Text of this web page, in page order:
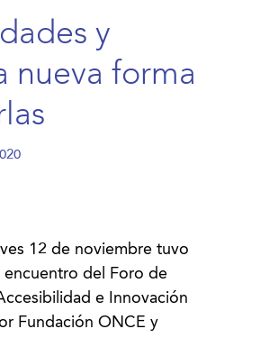
y
nueva forma
12 de noviembre tuvo
encuentro del Foro de
e Innovación
Fundación ONCE y